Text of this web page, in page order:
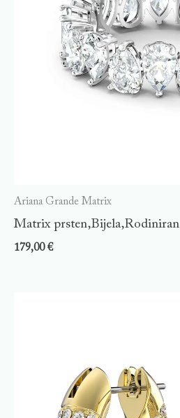
Ariana Grande Matrix
Matrix prsten,Bijela,Rodiniran
179,00€